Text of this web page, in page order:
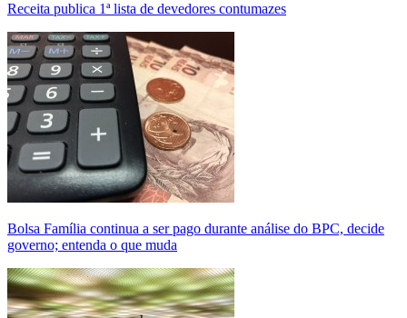
Receita publica 1ª lista de devedores contumazes
Bolsa Família continua a ser pago durante análise do BPC, decide
governo; entenda o que muda